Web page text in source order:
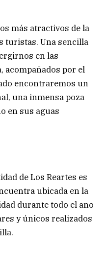
más atractivos de la
turistas. Una sencilla
en las
acompañados por el
encontraremos un
una inmensa poza
en sus aguas
de Los Reartes es
ubicada en la
durante todo el año
y únicos realizados